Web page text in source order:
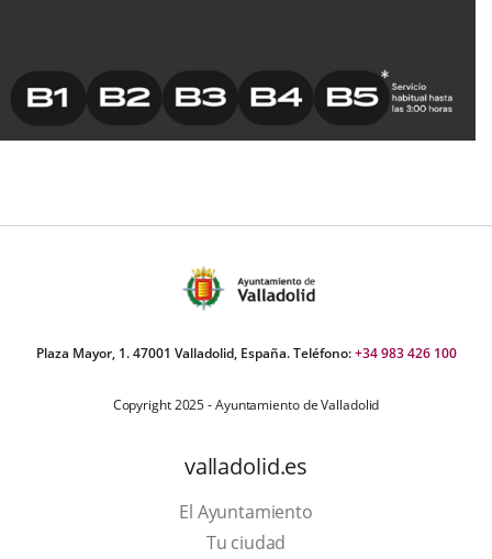
Plaza Mayor, 1. 47001 Valladolid, España. Teléfono:+34 983 426 100
Copyright 2025 - Ayuntamiento de Valladolid
valladolid.es
El Ayuntamiento
Tu ciudad